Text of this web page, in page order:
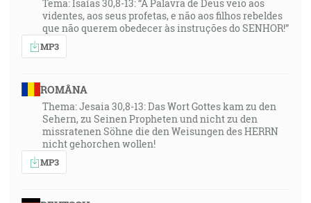
Tema: Isaías 30,8-13: “A Palavra de Deus veio aos
videntes, aos seus profetas, e não aos filhos rebeldes
que não querem obedecer às instruções do SENHOR!”
MP3
ROMÂNA
Thema: Jesaia 30,8-13: Das Wort Gottes kam zu den
Sehern, zu Seinen Propheten und nicht zu den
missratenen Söhne die den Weisungen des HERRN
nicht gehorchen wollen!
MP3